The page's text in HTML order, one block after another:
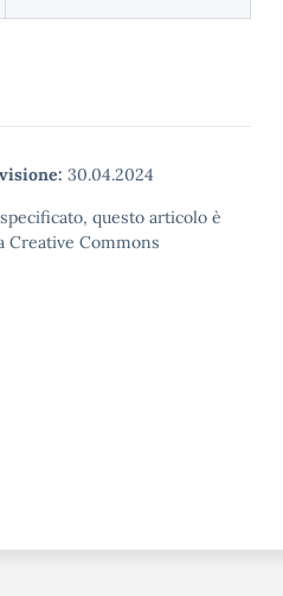
30.04.2024
questo articolo è
Creative Commons